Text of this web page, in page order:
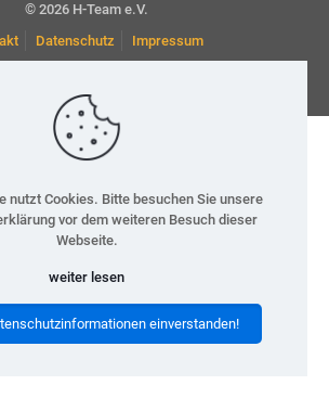
© 2026 H-Team e.V.
Datenschutz Impressum
nutzt Cookies. Bitte besuchen Sie unsere
vor dem weiteren Besuch dieser
Webseite.
weiter lesen
einverstanden!